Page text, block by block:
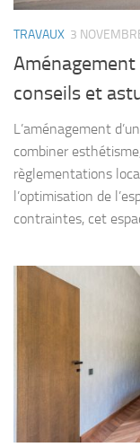
TRAVAUX 3
Aménagement
conseils et
L’aménagement
combiner
règlementations
l’optimisation de
contraintes, cet